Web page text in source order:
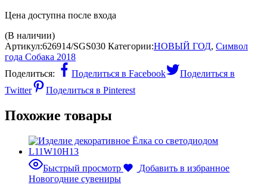
Цена доступна после входа
(В наличии)
Артикул:626914/SGS030 Категории:НОВЫЙ ГОД, Символ
года Собака 2018
Поделиться:
Поделиться в Facebook
Поделиться в
Twitter
Поделиться в Pinterest
Похожие товары
Быстрый просмотр
Добавить в избранное
Новогодние сувениры